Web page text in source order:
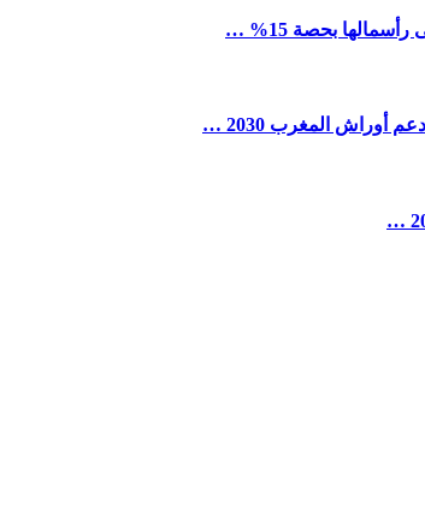
بحصة 15% …
المغرب 2030 …